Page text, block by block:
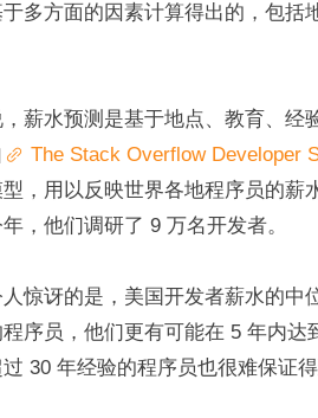
多方面的因素计算得出的，包括
薪水预测是基于地点、教育、经
The Stack Overflow Developer
，用以反映世界各地程序员的薪
，他们调研了 9 万名开发者。
惊讶的是，美国开发者薪水的中
序员，他们更有可能在 5 年内
30 年经验的程序员也很难保证